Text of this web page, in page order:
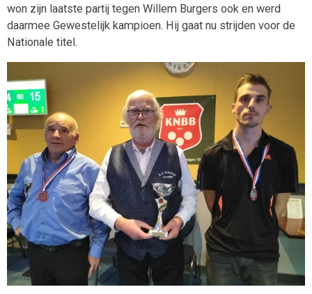
won zijn laatste partij tegen Willem Burgers ook en werd
daarmee Gewestelijk kampioen. Hij gaat nu strijden voor de
Nationale titel.